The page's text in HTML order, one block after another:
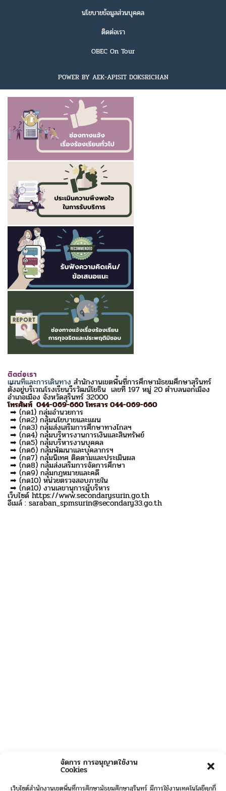
จัดการ การอนุญาตใช้งาน
Cookies
เว็บไซต์สำนักงานเขตพื้นที่การศึกษามัธยมศึกษาสุรินทร์ มีการใช้งานเทคโนโลยีคุกกี้
นโยบายข้อมูลส่วนบุคคล
ติดต่อเรา
OBEC On Tour
POWER BY AEK-APISIT DOKSRICHAN
ติดต่อเรา
แผนที่และการเดินทางสำนักงานเขตพื้นที่การศึกษามัธยมศึกษาสุรินทร์
ตั้งอยู่บริเวณโรงเรียนวีรวัฒน์โยธิน เลขที่ 197 หมู่ 20 ตำบลนอกเมือง
อำเภอเมือง จังหวัดสุรินทร์ 32000
โทรศัพท์ 044-069-660 โทรสาร 044-069-660
➡ (กด1) กลุ่มอำนวยการ
➡ (กด2) กลุ่มนโยบายและแผน
➡ (กด3) กลุ่มส่งเสริมการศึกษาทางไกลฯ
➡ (กด4) กลุ่มบริหารงานการเงินและสินทรัพย์
➡ (กด5) กลุ่มบริหารงานบุคคล
➡ (กด6) กลุ่มพัฒนาและบุคลากรฯ
➡ (กด7) กลุ่มนิเทศ ติดตามและประเมินผล
➡ (กด8) กลุ่มส่งเสริมการจัดการศึกษา
➡ (กด9) กลุ่มกฎหมายและคดี
➡ (กด10) หน่วยตรวจสอบภายใน
➡ (กด10) งานเลขานุการผู้บริหาร
เว็บไซด์ https://www.secondarysurin.go.th
อีเมล์ : saraban_spmsurin@secondary33.go.th